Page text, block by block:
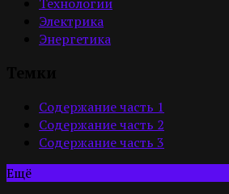
Электрика
Энергетика
Содержание часть 1
Содержание часть 2
Содержание часть 3
Ещё